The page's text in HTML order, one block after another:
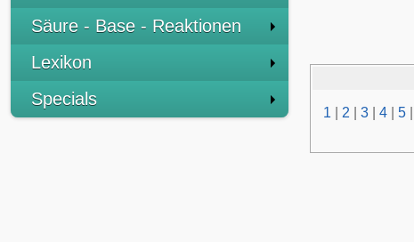
Säure - Base - Reaktionen
Lexikon
Specials
1 2 3 4 5